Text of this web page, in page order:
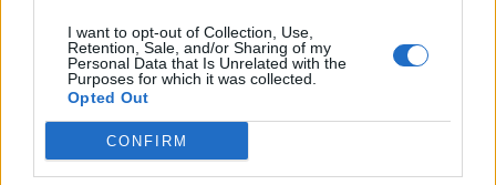
I want to opt-out of Collection, Use,
Retention, Sale, and/or Sharing of my
Personal Data that Is Unrelated with the
Purposes for which it was collected.
Opted Out
CONFIRM
Il Gigaset GL7 riproduce video con audio e offre un proprio lettore di
musica e video. Anche semplici giochi funzionano sul dispositivo. Le
fotografie possono essere scattate con la fotocamera integrata da
2MP e il modulo GPS integrato consente l’utilizzo di servizi di